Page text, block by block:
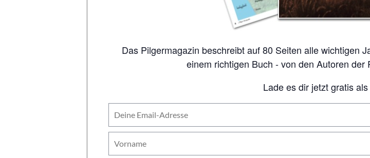
Das Pilgermagazin beschreibt auf 80 Seiten alle wichtigen Jakobswege, inklusive Karten. So viel Inhalt wie in
einem richtigen Buch - von den Autoren
Lade es dir jetzt gratis